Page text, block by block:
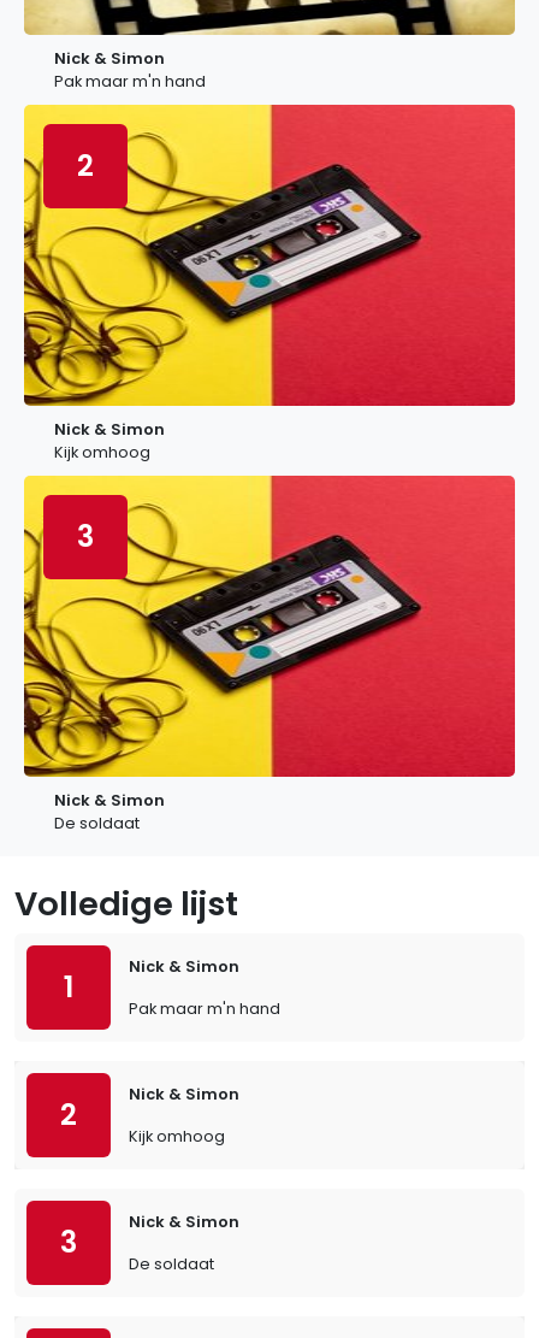
Nick & Simon
Pak maar m'n hand
2
Nick & Simon
Kijk omhoog
3
Nick & Simon
De soldaat
Volledige lijst
1
Nick & Simon
Pak maar m'n hand
2
Nick & Simon
Kijk omhoog
3
Nick & Simon
De soldaat